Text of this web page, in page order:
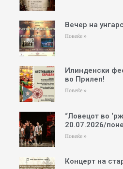
Вечер на
Повеќе »
Илинденски
во Прилеп!
Повеќе »
“Ловецот во
20.07.2026/
Повеќе »
Концерт на